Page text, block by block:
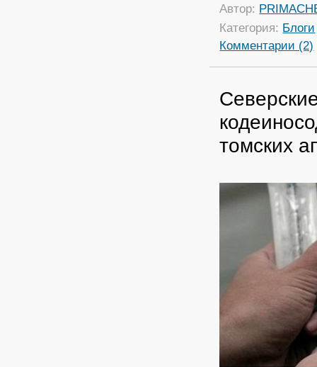
Автор:
Категория: Блоги
Комментарии (2)
томских